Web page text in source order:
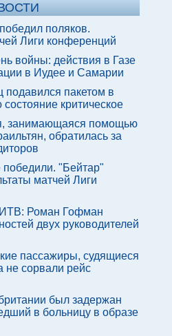
поляков.
Лиги конференций
войны: действия в Газе
в Иудее и Самарии
подавился пакетом в
критическое
занимающаяся помощью
обратилась за
победили. "Бейтар"
матчей Лиги
ИТВ: Роман Гофман
двух руководителей
пассажиры, судящиеся
не сорвали рейс
был задержан
в больницу в образе